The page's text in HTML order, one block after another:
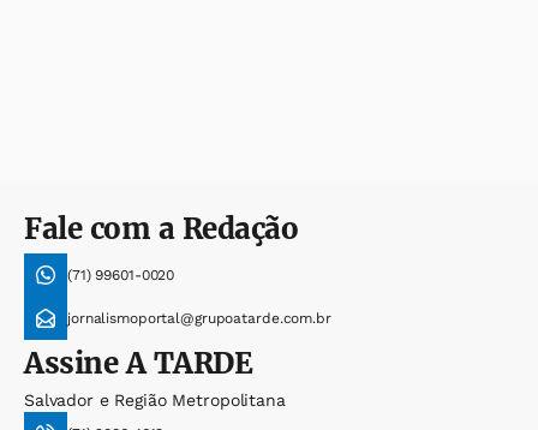
Fale com a Redação
(71) 99601-0020
jornalismoportal@grupoatarde.com.br
AssineA TARDE
Salvador e Região Metropolitana